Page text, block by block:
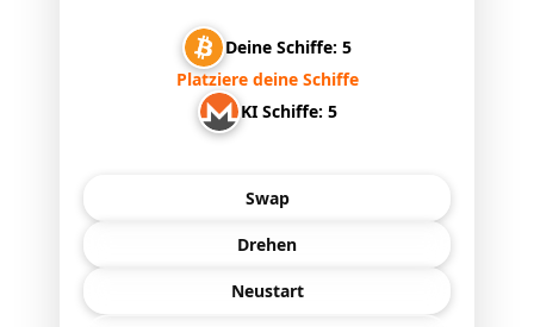
Deine Schiffe: 5
Platziere deine Schiffe
KI Schiffe: 5
Swap
Drehen
Neustart